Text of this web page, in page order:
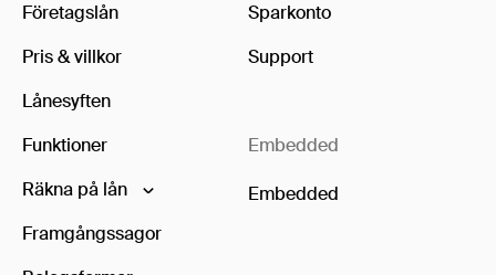
Företagslån
Pris & villkor
Lånesyften
Funktioner
Räkna på lån
Framgångssagor
Sparkonto
Support
Embedded
Embedded